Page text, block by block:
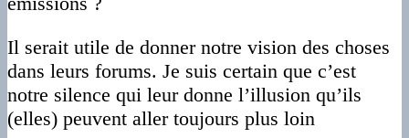
Il serait utile de donner notre vision des choses
dans leurs forums. Je suis certain que c’est
notre silence qui leur donne l’illusion qu’ils
(elles) peuvent aller toujours plus loin